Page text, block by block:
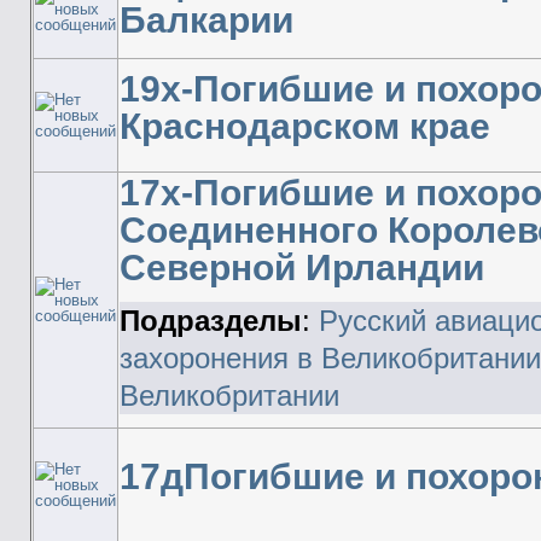
Балкарии
19х-Погибшие и
Краснодарском крае
17х-Погибшие и
Соединенного
Северной Ирландии
Подразделы: Русский
захоронения в Великобритании
Великобритании
17дПогибшие и